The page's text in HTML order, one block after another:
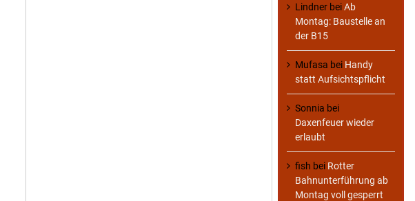
Lindner beiAb
Montag: Baustelle an
der B15
Mufasa bei Handy
statt Aufsichtspflicht
Sonnia bei
Daxenfeuer wieder
erlaubt
fish bei Rotter
Bahnunterführung ab
Montag voll gesperrt